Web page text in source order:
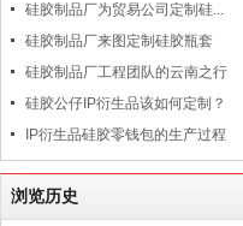
硅胶制品厂为贸易公司定制硅...
硅胶制品厂来图定制硅胶瓶套
硅胶制品厂工程团队的云南之行
硅胶公仔IP衍生品该如何定制？
IP衍生品硅胶零钱包的生产过程
浏览历史